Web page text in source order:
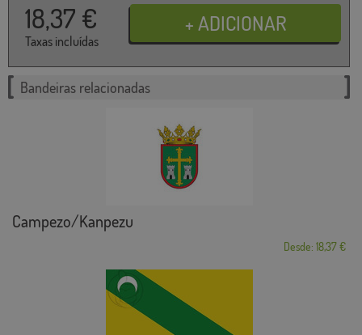
18,37 €
Taxas incluídas
Bandeiras relacionadas
Campezo/Kanpezu
Desde: 18,37 €